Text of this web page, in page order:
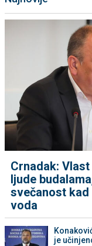
Crnadak:
ljude
svečanost
voda
je